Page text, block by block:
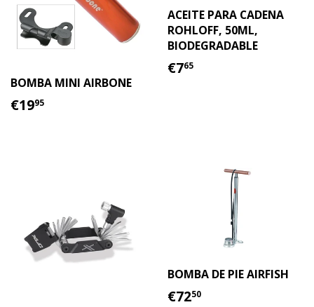
BOMBA MINI AIRBONE
PRECIO
€1995
ACEITE PARA CADENA
ROHLOFF, 50ML,
BIODEGRADABLE
PRECIO
€765
BOMBA DE PIE AIRFISH
PRECIO
€7250